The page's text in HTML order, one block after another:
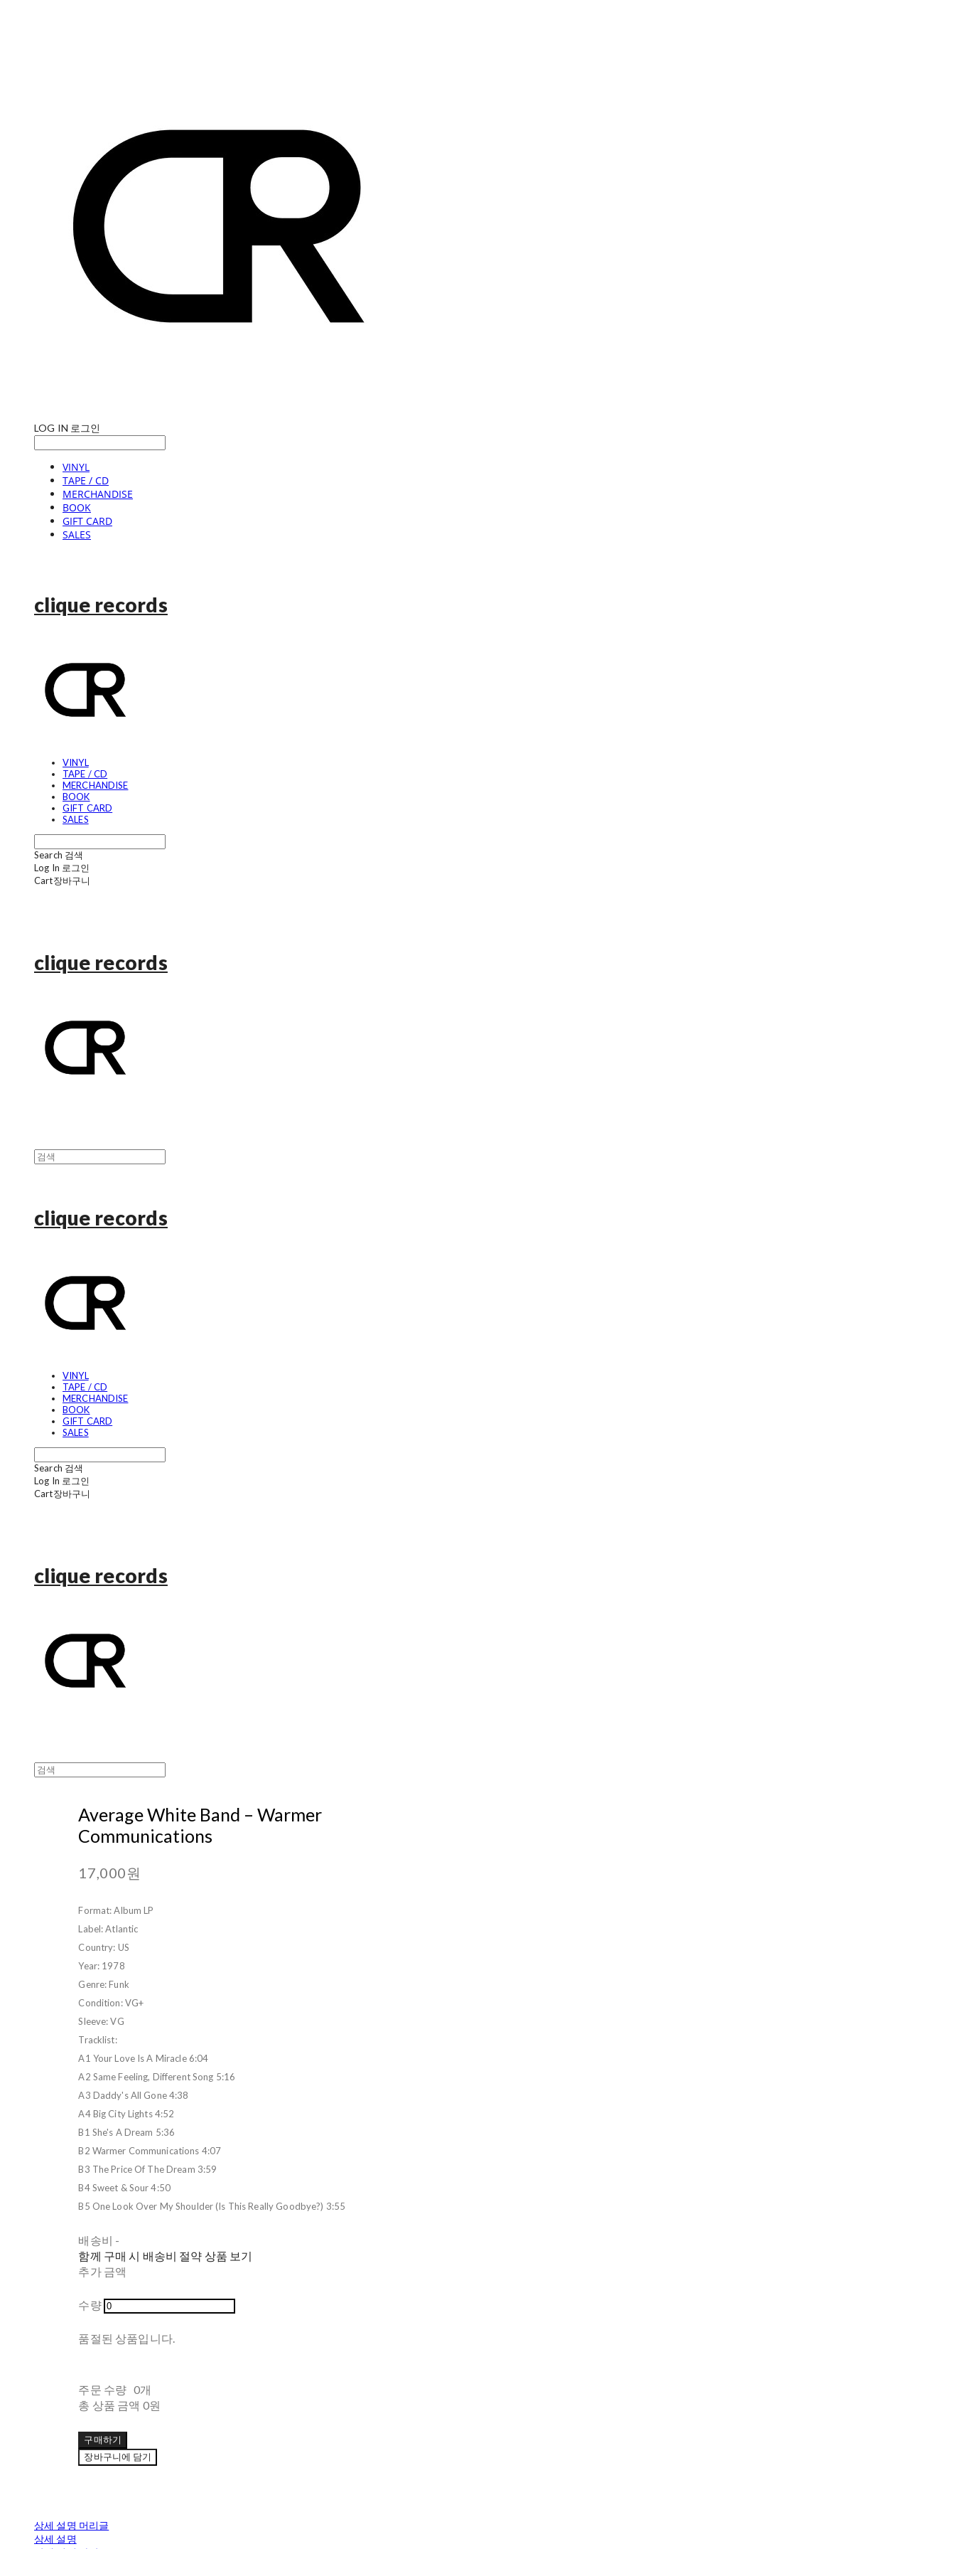
LOG IN 로그인
VINYL
TAPE / CD
MERCHANDISE
BOOK
GIFT CARD
SALES
clique records
VINYL
TAPE / CD
MERCHANDISE
BOOK
GIFT CARD
SALES
Search 검색
Log In 로그인
Cart장바구니
clique records
clique records
VINYL
TAPE / CD
MERCHANDISE
BOOK
GIFT CARD
SALES
Search 검색
Log In 로그인
Cart장바구니
clique records
Average White Band ‎– Warmer
Communications
17,000원
Format: Album LP
Label: Atlantic
Country: US
Year: 1978
Genre: Funk
Condition: VG+
Sleeve: VG
Tracklist:
A1 Your Love Is A Miracle 6:04
A2 Same Feeling, Different Song 5:16
A3 Daddy's All Gone 4:38
A4 Big City Lights 4:52
B1 She's A Dream 5:36
B2 Warmer Communications 4:07
B3 The Price Of The Dream 3:59
B4 Sweet & Sour 4:50
B5 One Look Over My Shoulder (Is This Really Goodbye?) 3:55
배송비 -
함께 구매 시 배송비 절약 상품 보기
추가 금액
수량
품절된 상품입니다.
주문 수량 0개
총 상품 금액 0원
구매하기
장바구니에 담기
상세 설명 머리글
상세 설명